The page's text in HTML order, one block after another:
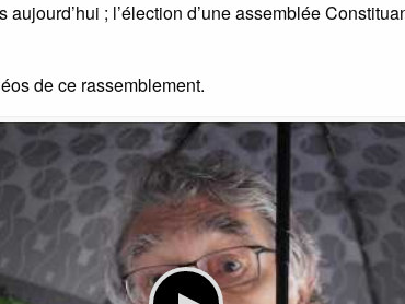
; l’élection d’une assemblée
de ce rassemblement.